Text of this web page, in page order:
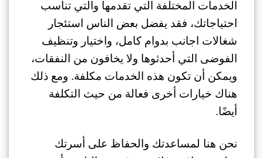
الخدمات المختلفة التي تقدمها والتي تناسب
احتياجاتك، فقد يفضل بعض الناس استئجار
شغالات اجانب بدوام كامل، واختيار وتنظيف
الفوضى التي أحدثوها ولا يخافون من النفقات،
ويمكن أن تكون هذه الخدمات مكلفة. ومع ذلك
هناك خيارات أخرى فعالة من حيث التكلفة
أيضًا.
نحن هنا لمساعدتك والحفاظ على أسرتك